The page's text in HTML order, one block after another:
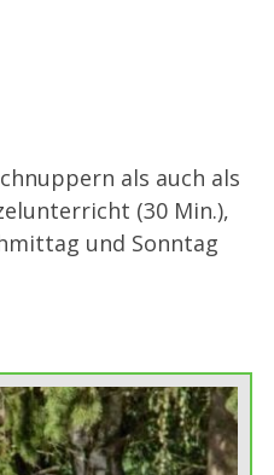
als auch als
(30 Min.),
und Sonntag